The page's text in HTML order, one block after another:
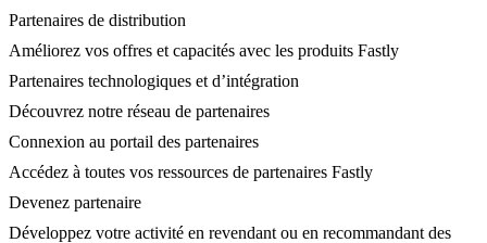
Partenaires de distribution
Améliorez vos offres et capacités avec les produits Fastly
Partenaires technologiques et d’intégration
Découvrez notre réseau de partenaires
Connexion au portail des partenaires
Accédez à toutes vos ressources de partenaires Fastly
Devenez partenaire
Développez votre activité en revendant ou en recommandant des